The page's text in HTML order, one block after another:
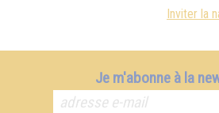
Inviter la
Je m'abonne à la